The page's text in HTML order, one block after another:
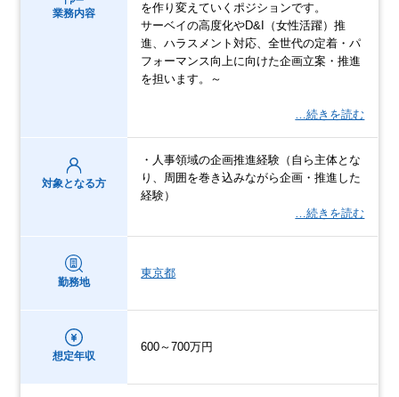
業務内容
を作り変えていくポジションです。
サーベイの高度化やD&I（女性活躍）推
進、ハラスメント対応、全世代の定着・パ
フォーマンス向上に向けた企画立案・推進
を担います。～
…続きを読む
対象となる方
・人事領域の企画推進経験（自ら主体とな
り、周囲を巻き込みながら企画・推進した
経験）
…続きを読む
勤務地
東京都
想定年収
600～700万円